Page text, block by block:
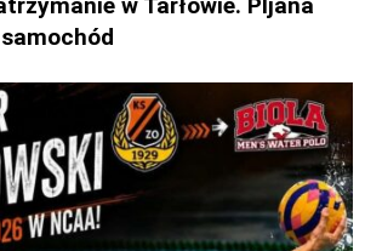
w Tarłowie. PIjana